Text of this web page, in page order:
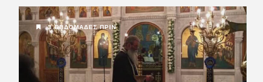
3 ΕΒΔΟΜΆΔΕΣ ΠΡΙΝ